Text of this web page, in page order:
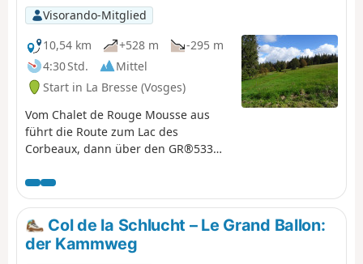
Visorando-Mitglied
10,54 km
+528 m
-295 m
4:30 Std.
Mittel
Start in La Bresse (Vosges)
Vom Chalet de Rouge Mousse aus
führt die Route zum Lac des
Corbeaux, dann über den GR®533
und zum Mont Moyenmont (969 m)
bis zur Chaume des Champis und
ihrer Hütte.
Col de la Schlucht – Le Grand Ballon:
der Kammweg